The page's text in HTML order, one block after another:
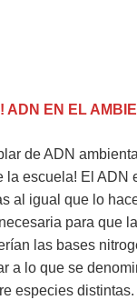
ADN EN EL
de ADN
la escuela! El ADN
al igual que lo
para que
las bases
a lo que se
especies